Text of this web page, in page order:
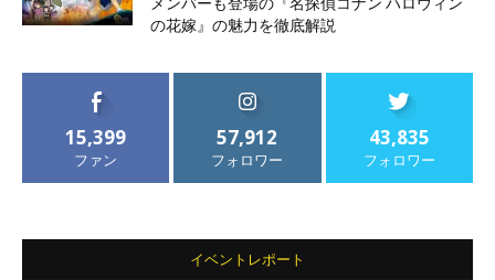
の花嫁』の魅力を徹底解説
15,399
ファン
57,912
フォロワー
43,835
フォロワー
イベントレポート